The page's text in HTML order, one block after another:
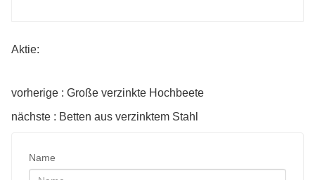
Aktie:
vorherige : Große verzinkte Hochbeete
nächste : Betten aus verzinktem Stahl
Name